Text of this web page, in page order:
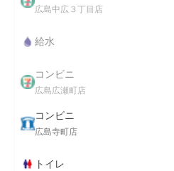
広島中広３丁目店
給水
コンビニ
広島広瀬町店
コンビニ
広島寺町店
トイレ